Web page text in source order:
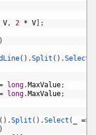
V, 2 * V ;
)
( ) .Split ( ) .Select
long. MaxValue;
long. MaxValue;
( ) .Split ( ) .Select ( =>
)